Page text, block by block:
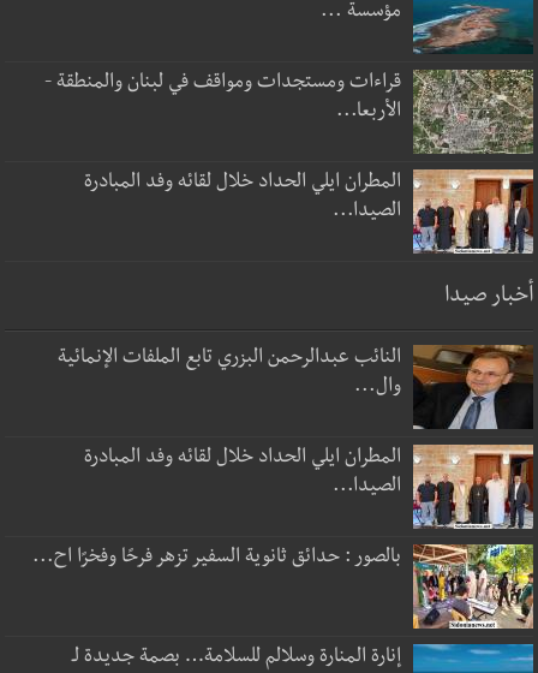
مؤسسة ...
قراءات ومستجدات ومواقف في لبنان والمنطقة -
الأربعا...
المطران ايلي الحداد خلال لقائه وفد المبادرة
الصيدا...
أخبار صيدا
النائب عبدالرحمن البزري تابع الملفات الإنمائية
وال...
المطران ايلي الحداد خلال لقائه وفد المبادرة
الصيدا...
بالصور : حدائق ثانوية السفير تزهر فرحًا وفخرًا اح...
إنارة المنارة وسلالم للسلامة… بصمة جديدة لـ